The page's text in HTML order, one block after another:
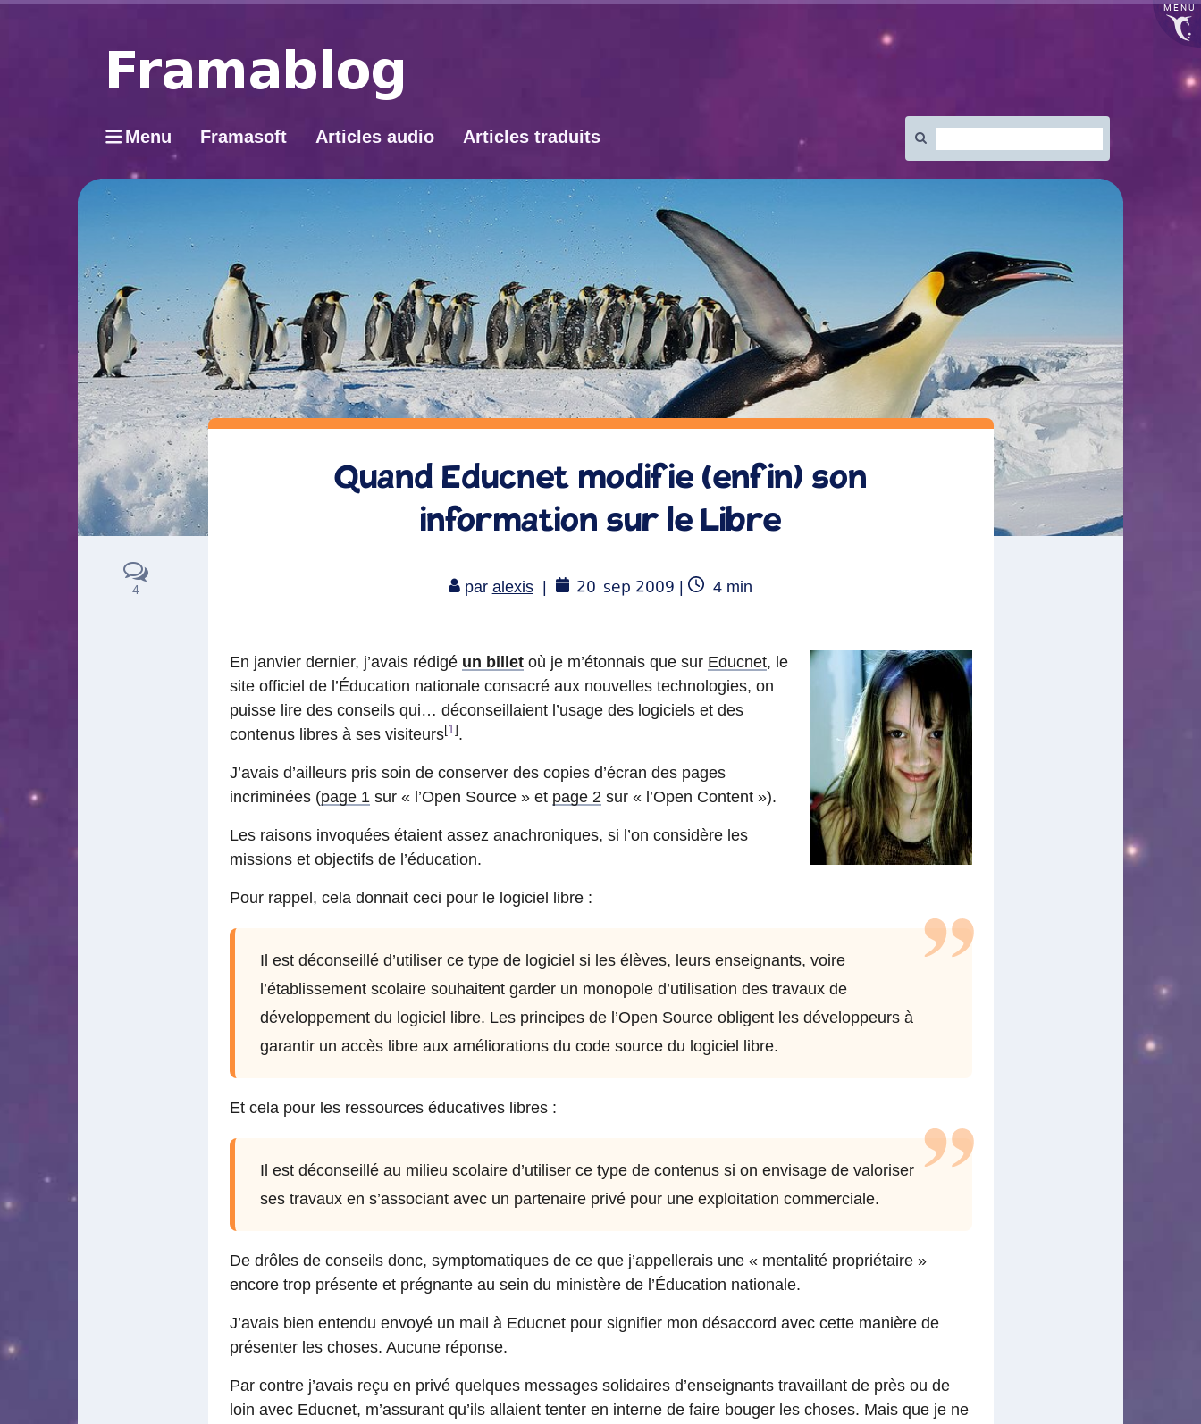
MENU
Menu Framasoft Articles audio Articles traduits
:
4
Quand Educnet modifie (enfin) son
information sur le Libre
par alexis 20 sep 2009 |
Temps
4 min
En janvier dernier, j’avais rédigé un billetoù je m’étonnais que sur Educnet, le
site officiel de l’Éducation nationale consacré aux nouvelles technologies, on
puisse lire des conseils qui… déconseillaient l’usage des logiciels et des
contenus libres à ses visiteurs[1] .
J’avais d’ailleurs pris soin de conserver des copies d’écran des pages
incriminées (page 1sur « l’Open Source » et page 2sur « l’Open Content »).
Les raisons invoquées étaient assez anachroniques, si l’on considère les
missions et objectifs de l’éducation.
Pour rappel, cela donnait ceci pour le logiciel libre :
Il est déconseillé d’utiliser ce type de logiciel si les élèves, leurs enseignants, voire
l’établissement scolaire souhaitent garder un monopole d’utilisation des travaux de
développement du logiciel libre. Les principes de l’Open Source obligent les développeurs à
garantir un accès libre aux améliorations du code source du logiciel libre.
Et cela pour les ressources éducatives libres :
Il est déconseillé au milieu scolaire d’utiliser ce type de contenus si on envisage de valoriser
ses travaux en s’associant avec un partenaire privé pour une exploitation commerciale.
De drôles de conseils donc, symptomatiques de ce que j’appellerais une « mentalité propriétaire »
encore trop présente et prégnante au sein du ministère de l’Éducation nationale.
J’avais bien entendu envoyé un mail à Educnet pour signifier mon désaccord avec cette manière de
présenter les choses. Aucune réponse.
Par contre j’avais reçu en privé quelques messages solidaires d’enseignants travaillant de près ou de
loin avec Educnet, m’assurant qu’ils allaient tenter en interne de faire bouger les choses. Mais que je ne